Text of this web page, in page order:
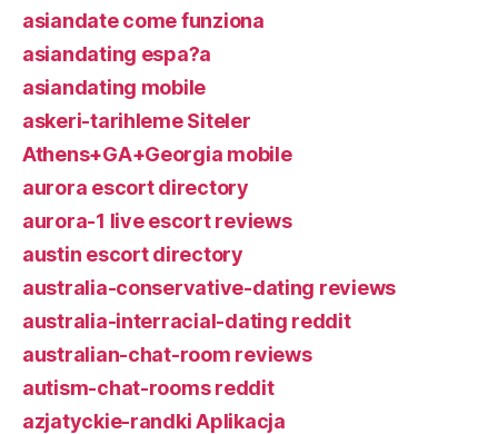
asiandate come funziona
asiandating espa?a
asiandating mobile
askeri-tarihleme Siteler
Athens+GA+Georgia mobile
aurora escort directory
aurora-1 live escort reviews
austin escort directory
australia-conservative-dating reviews
australia-interracial-dating reddit
australian-chat-room reviews
autism-chat-rooms reddit
azjatyckie-randki Aplikacja